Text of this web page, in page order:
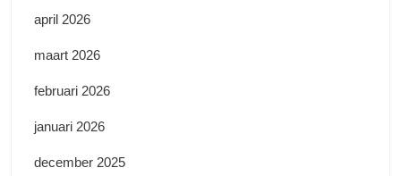
april 2026
maart 2026
februari 2026
januari 2026
december 2025